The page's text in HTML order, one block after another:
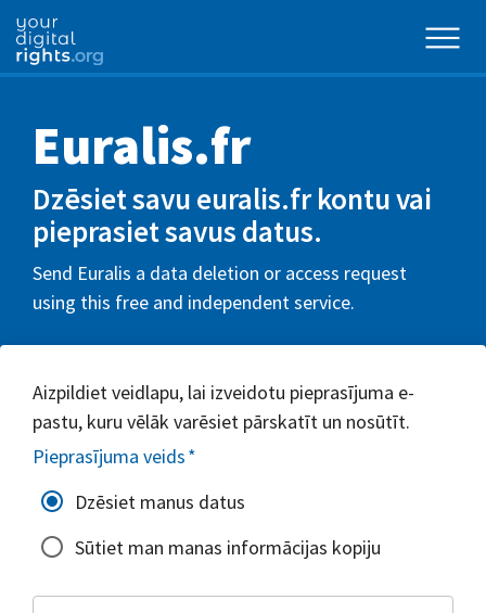
Euralis.fr
Dzēsiet savu euralis.fr kontu vai
pieprasiet savus datus.
Send Euralis a data deletion or access request
using this free and independent service.
Aizpildiet veidlapu, lai izveidotu pieprasījuma e-
pastu, kuru vēlāk varēsiet pārskatīt un nosūtīt.
Pieprasījuma veids*
Dzēsiet manus datus
Sūtiet man manas informācijas kopiju